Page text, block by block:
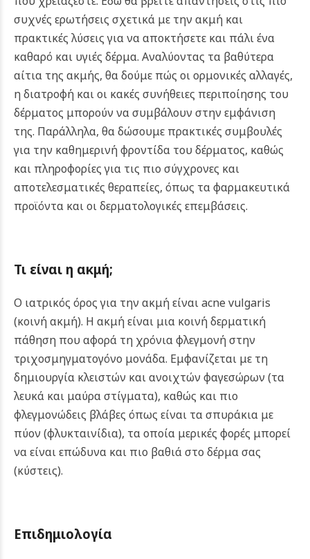
συχνές ερωτήσεις σχετικά με την ακμή και
πρακτικές λύσεις για να αποκτήσετε και πάλι ένα
καθαρό και υγιές δέρμα. Αναλύοντας τα βαθύτερα
αίτια της ακμής, θα δούμε πώς οι ορμονικές αλλαγές,
η διατροφή και οι κακές συνήθειες περιποίησης του
δέρματος μπορούν να συμβάλουν στην εμφάνιση
της. Παράλληλα, θα δώσουμε πρακτικές συμβουλές
για την καθημερινή φροντίδα του δέρματος, καθώς
και πληροφορίες για τις πιο σύγχρονες και
αποτελεσματικές θεραπείες, όπως τα φαρμακευτικά
προϊόντα και οι δερματολογικές επεμβάσεις.
Τι είναι η ακμή;
Ο ιατρικός όρος για την ακμή είναι acne vulgaris
(κοινή ακμή). Η ακμή είναι μια κοινή δερματική
πάθηση που αφορά τη χρόνια φλεγμονή στην
τριχοσμηγματογόνο μονάδα. Εμφανίζεται με τη
δημιουργία κλειστών και ανοιχτών φαγεσώρων (τα
λευκά και μαύρα στίγματα), καθώς και πιο
φλεγμονώδεις βλάβες όπως είναι τα σπυράκια με
πύον (φλυκταινίδια), τα οποία μερικές φορές μπορεί
να είναι επώδυνα και πιο βαθιά στο δέρμα σας
(κύστεις).
Επιδημιολογία